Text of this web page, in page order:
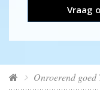
Vraag
Onroerend goed